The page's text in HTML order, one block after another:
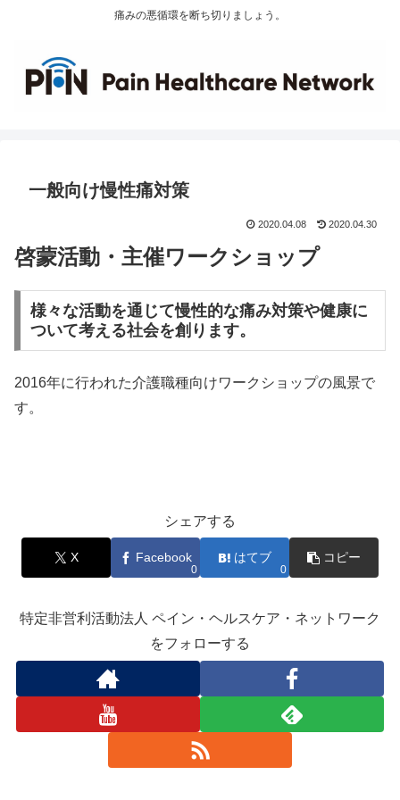
痛みの悪循環を断ち切りましょう。
一般向け慢性痛対策
2020.04.08 2020.04.30
啓蒙活動・主催ワークショップ
様々な活動を通じて慢性的な痛み対策や健康に
ついて考える社会を創ります。
2016年に行われた介護職種向けワークショップの風景で
す。
シェアする
X Facebook
0
はてブ
0
コピー
特定非営利活動法人 ペイン・ヘルスケア・ネットワーク
をフォローする